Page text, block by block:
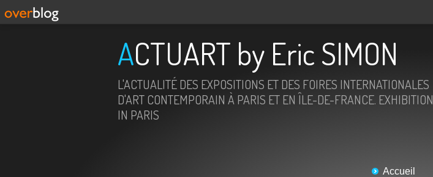
ACTUART by Eric SIMON
L'ACTUALITÉ DES EXPOSITIONS ET DES FOIRES INTERNATIONALES
D'ART CONTEMPORAIN À PARIS ET EN ÎLE-DE-FRANCE. EXHIBITION
IN PARIS
Accueil